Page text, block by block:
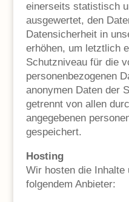
einerseits statistisch
ausgewertet, den
Datensicherheit in
erhöhen, um letztlich
Schutzniveau für die
personenbezogenen
anonymen Daten der
getrennt von allen
angegebenen
gespeichert.
Hosting
Wir hosten die Inhalte
folgendem Anbieter: